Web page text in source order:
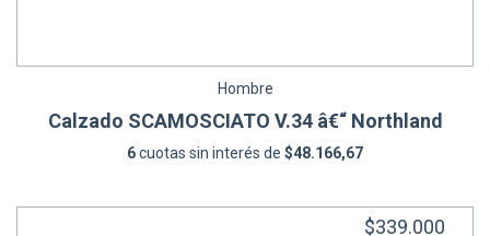
Hombre
Calzado SCAMOSCIATO V.34 â€“ Northland
6cuotas sin interés de $48.166,67
$339.000